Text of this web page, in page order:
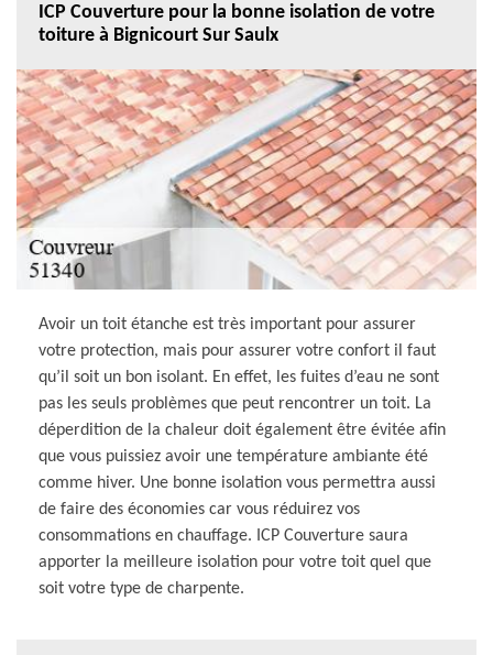
ICP Couverture pour la bonne isolation de votre
toiture à Bignicourt Sur Saulx
Avoir un toit étanche est très important pour assurer
votre protection, mais pour assurer votre confort il faut
qu’il soit un bon isolant. En effet, les fuites d’eau ne sont
pas les seuls problèmes que peut rencontrer un toit. La
déperdition de la chaleur doit également être évitée afin
que vous puissiez avoir une température ambiante été
comme hiver. Une bonne isolation vous permettra aussi
de faire des économies car vous réduirez vos
consommations en chauffage. ICP Couverture saura
apporter la meilleure isolation pour votre toit quel que
soit votre type de charpente.